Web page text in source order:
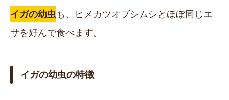
イガの幼虫も、ヒメカツオブシムシとほぼ同じエ
サを好んで食べます。
イガの幼虫の特徴